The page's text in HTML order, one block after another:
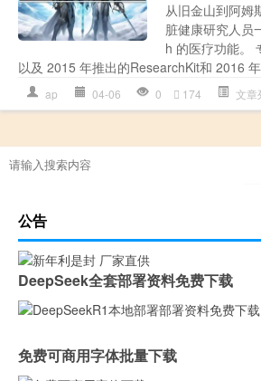
从旧金山到阿姆
脏健康研究人员
h 的医疗功能。
以及 2015 年推出的ResearchKit和 2016
ap 04-06 0 174 文章
公告
DeepSeek全套部署资料免费下载
免费可商用字体批量下载